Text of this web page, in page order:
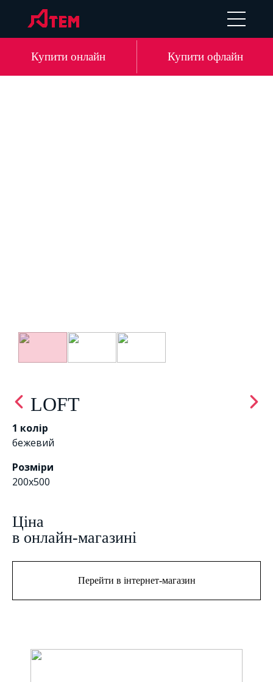
LV RU
Купити онлайн Купити офлайн
LOFT
1 колір
бежевий
Розміри
200x500
Цiна
в онлайн-магазині
Перейти в інтернет-магазин